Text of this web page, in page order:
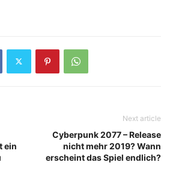
ein
Next article
Cyberpunk 2077 – Release
nicht mehr 2019? Wann
erscheint das Spiel endlich?